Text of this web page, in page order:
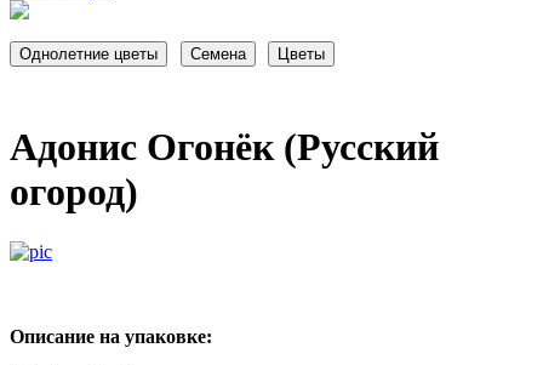
Адонис Огонёк (Русский
огород)
Описание на упаковке: